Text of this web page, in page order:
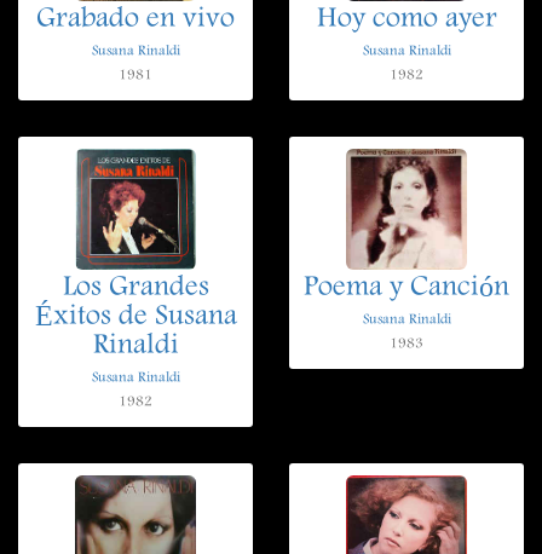
Grabado en vivo
Susana Rinaldi
1981
Hoy como ayer
Susana Rinaldi
1982
Los Grandes
Éxitos de Susana
Rinaldi
Susana Rinaldi
1982
Poema y Canción
Susana Rinaldi
1983